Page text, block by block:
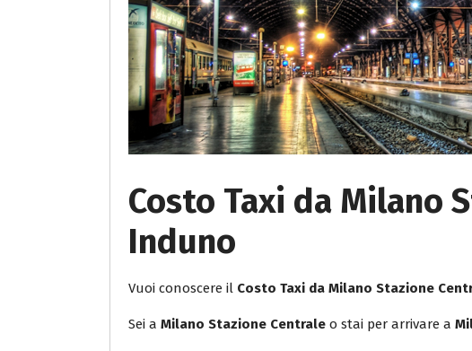
Costo Taxi da Milano
Induno
Vuoi conoscere il Costo Taxi da Milano Stazione
Sei a Milano Stazione Centrale o stai per arrivare a